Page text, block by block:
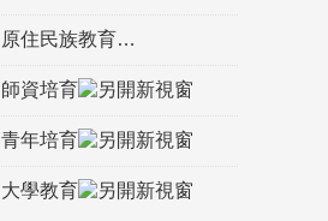
原住民族教育
師資培育
青年培育
大學教育